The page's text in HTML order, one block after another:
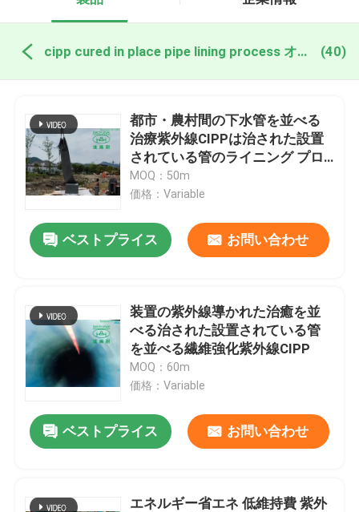
cipp cured in place pipe lining process オンライン製造 (40)
都市・農村間の下水管を並べる
治療紫外線CIPPは治された設置
されている管のライニング プロ
セスを修理する
MOQ：50m
価格：Variable
ベストプライス お問い合わせ
装置の紫外線導かれた治癒を並
べる治された設置されている管
を並べる繊維強化紫外線CIPP
MOQ：60m
価格：Variable
ベストプライス お問い合わせ
エネルギー省エネ 低維持費 紫外